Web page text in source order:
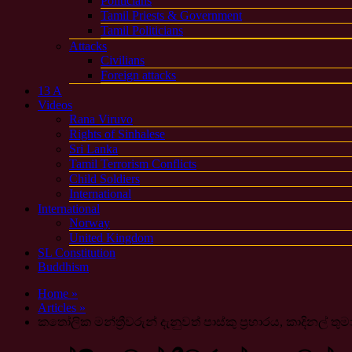
Tamil Priests & Government
Tamil Politicians
Attacks
Civilians
Foreign attacks
13 A
Videos
Rana Viruvo
Rights of Sinhalese
Sri Lanka
Tamil Terrorism Conflicts
Child Soldiers
International
International
Norway
United Kingdom
SL Constitution
Buddhism
Home »
Articles »
කතෝලික මන්ත්‍රීවරුන් දැනුවත් පාස්කු ප්‍රහාරය, කාදිනල්